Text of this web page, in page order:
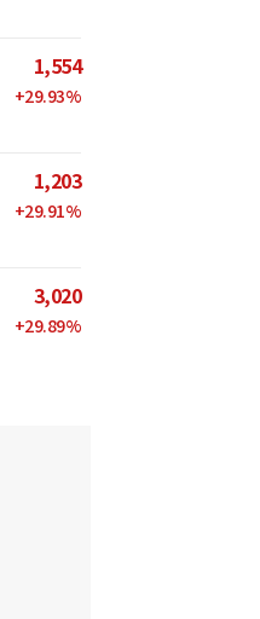
1,554
+29.93%
1,203
+29.91%
3,020
+29.89%